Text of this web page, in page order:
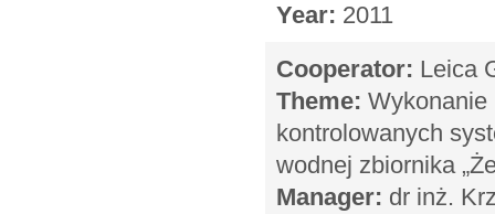
Year: 2011
Cooperator: Leica
Theme: Wykonanie
kontrolowanych
wodnej zbiornika
Manager: dr inż.